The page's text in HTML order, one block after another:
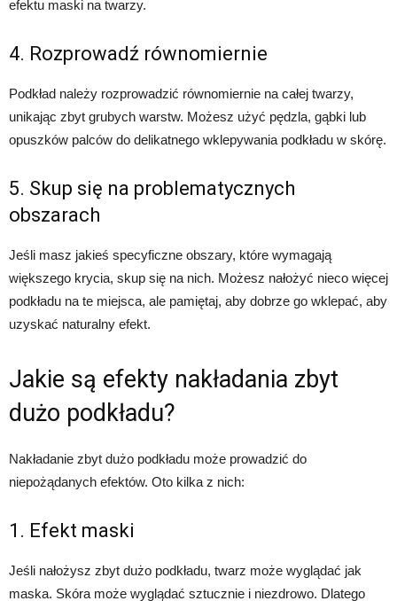
efektu maski na twarzy.
4. Rozprowadź równomiernie
Podkład należy rozprowadzić równomiernie na całej twarzy,
unikając zbyt grubych warstw. Możesz użyć pędzla, gąbki lub
opuszków palców do delikatnego wklepywania podkładu w skórę.
5. Skup się na problematycznych
obszarach
Jeśli masz jakieś specyficzne obszary, które wymagają
większego krycia, skup się na nich. Możesz nałożyć nieco więcej
podkładu na te miejsca, ale pamiętaj, aby dobrze go wklepać, aby
uzyskać naturalny efekt.
Jakie są efekty nakładania zbyt
dużo podkładu?
Nakładanie zbyt dużo podkładu może prowadzić do
niepożądanych efektów. Oto kilka z nich:
1. Efekt maski
Jeśli nałożysz zbyt dużo podkładu, twarz może wyglądać jak
maska. Skóra może wyglądać sztucznie i niezdrowo. Dlatego